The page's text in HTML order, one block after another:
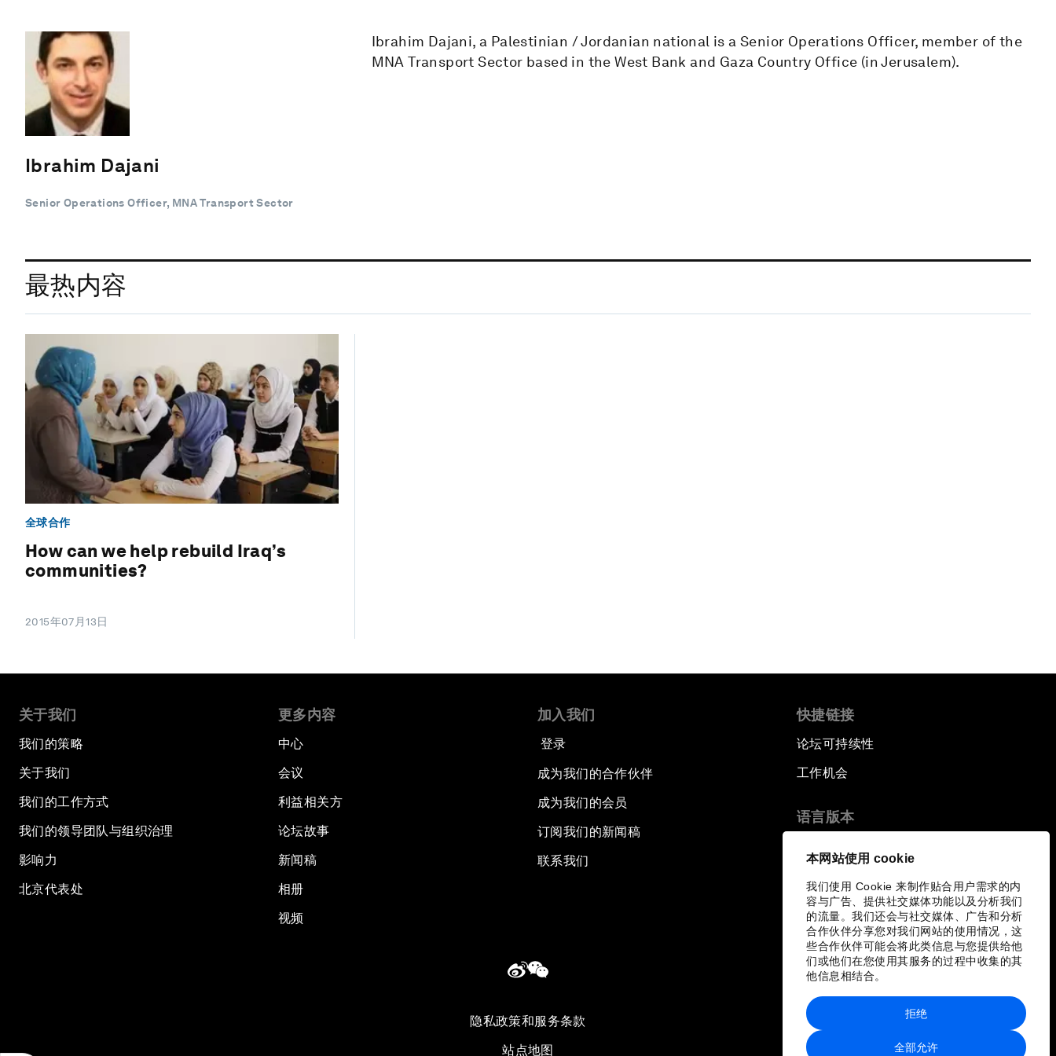
本网站使用 cookie
我们使用 Cookie 来制作贴合用户需求的内
容与广告、提供社交媒体功能以及分析我们
的流量。我们还会与社交媒体、广告和分析
合作伙伴分享您对我们网站的使用情况，这
些合作伙伴可能会将此类信息与您提供给他
们或他们在您使用其服务的过程中收集的其
他信息相结合。
全部允许
拒绝
Ibrahim Dajani
Senior Operations Officer, MNA Transport Sector
Ibrahim Dajani, a Palestinian / Jordanian national is a Senior Operations Officer, member of the
MNA Transport Sector based in the West Bank and Gaza Country Office (in Jerusalem).
最热内容
全球合作
How can we help rebuild Iraq’s
communities?
2015年07月13日
关于我们
我们的策略
关于我们
我们的工作方式
我们的领导团队与组织治理
影响力
北京代表处
更多内容
中心
会议
利益相关方
论坛故事
新闻稿
相册
视频
加入我们
登录
成为我们的合作伙伴
成为我们的会员
订阅我们的新闻稿
联系我们
快捷链接
论坛可持续性
工作机会
语言版本
隐私政策和服务条款
站点地图